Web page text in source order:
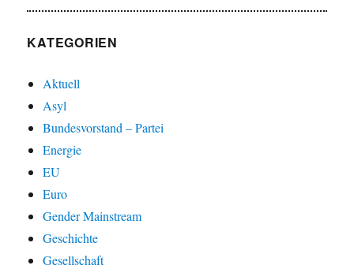
KATEGORIEN
Aktuell
Asyl
Bundesvorstand – Partei
Energie
EU
Euro
Gender Mainstream
Geschichte
Gesellschaft